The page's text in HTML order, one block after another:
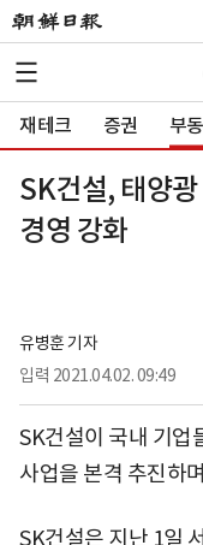
재테크 증권 부
SK건설, 태양
경영 강화
유병훈 기자
입력 2021.04.02. 09:49
SK건설이 국내 기업
사업을 본격 추진하
SK건설은 지난 1일